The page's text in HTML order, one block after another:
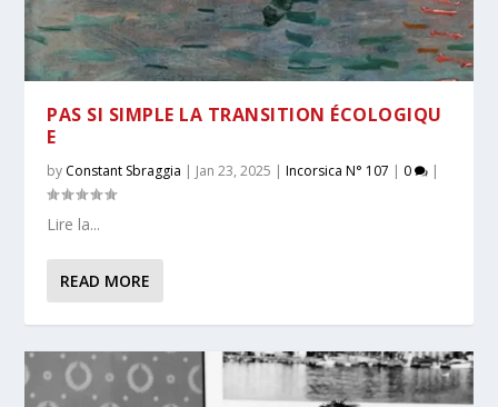
PAS SI SIMPLE LA TRANSITION ÉCOLOGIQU
E
by Constant Sbraggia | Jan 23, 2025 |Incorsica N° 107 | 0 |
Lire la...
READ MORE